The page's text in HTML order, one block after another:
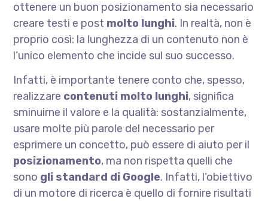
ottenere un buon posizionamento sia necessario
creare testi e post molto lunghi. In realtà, non è
proprio così: la lunghezza di un contenuto non è
l’unico elemento che incide sul suo successo.
Infatti, è importante tenere conto che, spesso,
realizzare contenuti molto lunghi, significa
sminuirne il valore e la qualità: sostanzialmente,
usare molte più parole del necessario per
esprimere un concetto, può essere di aiuto per il
posizionamento, ma non rispetta quelli che
sono gli standard di Google. Infatti, l’obiettivo
di un motore di ricerca è quello di fornire risultati